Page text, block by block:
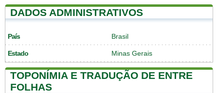
DADOS ADMINISTRATIVOS
País Brasil
Estado Minas Gerais
TOPONÍMIA E TRADUÇÃO DE ENTRE
FOLHAS